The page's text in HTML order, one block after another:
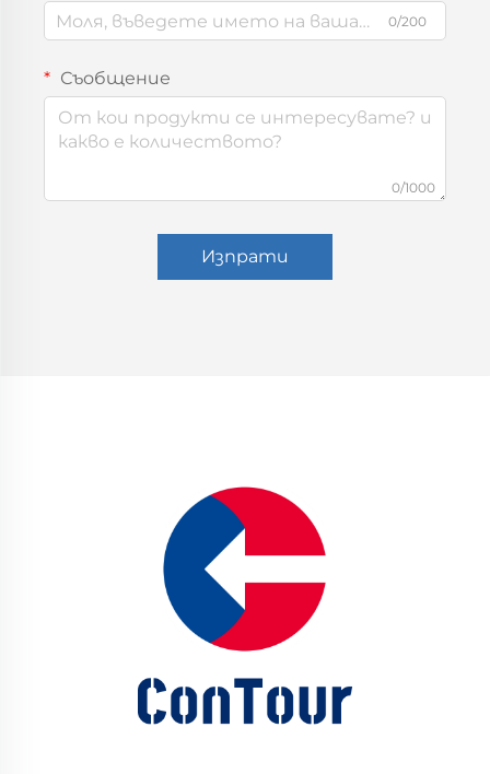
0/200
Съобщение
0/1000
Изпрати